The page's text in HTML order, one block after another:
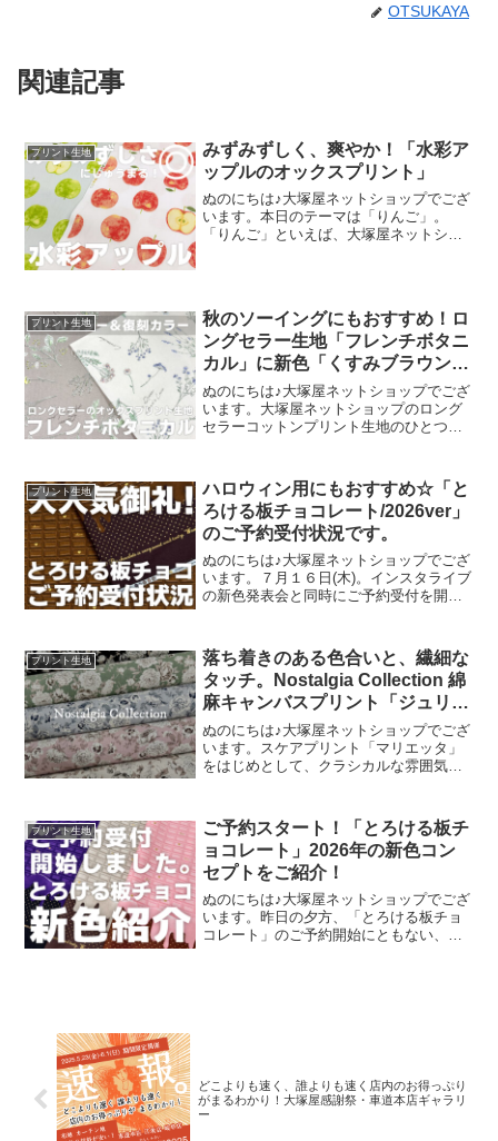
OTSUKAYA
関連記事
プリント生地
みずみずしく、爽やか！「水彩ア
ップルのオックスプリント」
ぬのにちは♪大塚屋ネットショップでござ
います。本日のテーマは「りんご」。
「りんご」といえば、大塚屋ネットショ
のオックスプリント」です
プリント生地
秋のソーイングにもおすすめ！ロ
ングセラー生地「フレンチボタニ
カル」に新色「くすみブラウン」
が登場！
ぬのにちは♪大塚屋ネットショップでござ
います。大塚屋ネットショップのロング
セラーコットンプリント生地のひとつ
た「ペールピンク」の再販が、この度決
定いたしました。2026
プリント生地
ハロウィン用にもおすすめ☆「と
ろける板チョコレート/2026ver」
のご予約受付状況です。
ぬのにちは♪大塚屋ネットショップでござ
います。７月１６日(木)。インスタライブ
の新色発表会と同時にご予約受付を開始
ョン。「復刻カラー３色」と「新色３
色」の全６色にて展
プリント生地
落ち着きのある色合いと、繊細な
タッチ。Nostalgia Collection 綿
麻キャンバスプリント「ジュリエ
ティーナ」
ぬのにちは♪大塚屋ネットショップでござ
います。スケアプリント「マリエッタ」
をはじめとして、クラシカルな雰囲気の
ン）」。そのシリーズの最新作として注
目が高ま
プリント生地
ご予約スタート！「とろける板チ
ョコレート」2026年の新色コン
セプトをご紹介！
ぬのにちは♪大塚屋ネットショップでござ
います。昨日の夕方、「とろける板チョ
コレート」のご予約開始にともない、イ
どこよりも速く、誰よりも速く店内のお得っぷり
がまるわかり！大塚屋感謝祭・車道本店ギャラリ
ー